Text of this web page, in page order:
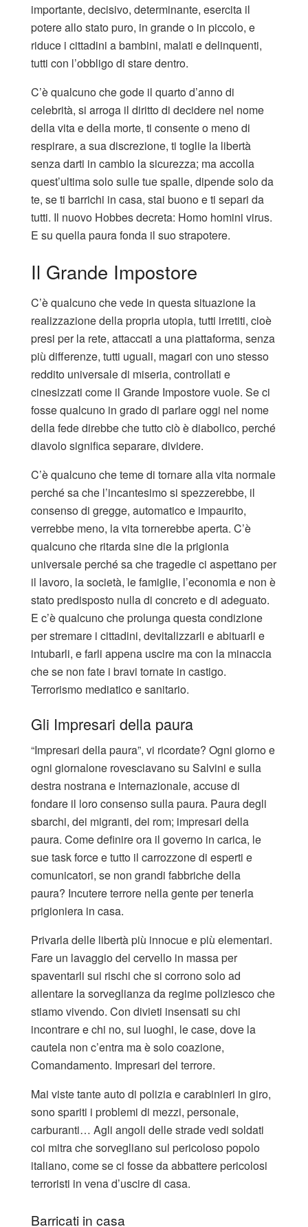
importante, decisivo, determinante, esercita il
potere allo stato puro, in grande o in piccolo, e
riduce i cittadini a bambini, malati e delinquenti,
tutti con l’obbligo di stare dentro.
C’è qualcuno che gode il quarto d’anno di
celebrità, si arroga il diritto di decidere nel nome
della vita e della morte, ti consente o meno di
respirare, a sua discrezione, ti toglie la libertà
senza darti in cambio la sicurezza; ma accolla
quest’ultima solo sulle tue spalle, dipende solo da
te, se ti barrichi in casa, stai buono e ti separi da
tutti. Il nuovo Hobbes decreta: Homo homini virus.
E su quella paura fonda il suo strapotere.
Il Grande Impostore
C’è qualcuno che vede in questa situazione la
realizzazione della propria utopia, tutti irretiti, cioè
presi per la rete, attaccati a una piattaforma, senza
più differenze, tutti uguali, magari con uno stesso
reddito universale di miseria, controllati e
cinesizzati come il Grande Impostore vuole. Se ci
fosse qualcuno in grado di parlare oggi nel nome
della fede direbbe che tutto ciò è diabolico, perché
diavolo significa separare, dividere.
C’è qualcuno che teme di tornare alla vita normale
perché sa che l’incantesimo si spezzerebbe, il
consenso di gregge, automatico e impaurito,
verrebbe meno, la vita tornerebbe aperta. C’è
qualcuno che ritarda sine die la prigionia
universale perché sa che tragedie ci aspettano per
il lavoro, la società, le famiglie, l’economia e non è
stato predisposto nulla di concreto e di adeguato.
E c’è qualcuno che prolunga questa condizione
per stremare i cittadini, devitalizzarli e abituarli e
intubarli, e farli appena uscire ma con la minaccia
che se non fate i bravi tornate in castigo.
Terrorismo mediatico e sanitario.
Gli Impresari della paura
“Impresari della paura”, vi ricordate? Ogni giorno e
ogni giornalone rovesciavano su Salvini e sulla
destra nostrana e internazionale, accuse di
fondare il loro consenso sulla paura. Paura degli
sbarchi, dei migranti, dei rom; impresari della
paura. Come definire ora il governo in carica, le
sue task force e tutto il carrozzone di esperti e
comunicatori, se non grandi fabbriche della
paura? Incutere terrore nella gente per tenerla
prigioniera in casa.
Privarla delle libertà più innocue e più elementari.
Fare un lavaggio del cervello in massa per
spaventarli sui rischi che si corrono solo ad
allentare la sorveglianza da regime poliziesco che
stiamo vivendo. Con divieti insensati su chi
incontrare e chi no, sui luoghi, le case, dove la
cautela non c’entra ma è solo coazione,
Comandamento. Impresari del terrore.
Mai viste tante auto di polizia e carabinieri in giro,
sono spariti i problemi di mezzi, personale,
carburanti… Agli angoli delle strade vedi soldati
coi mitra che sorvegliano sul pericoloso popolo
italiano, come se ci fosse da abbattere pericolosi
terroristi in vena d’uscire di casa.
Barricati in casa